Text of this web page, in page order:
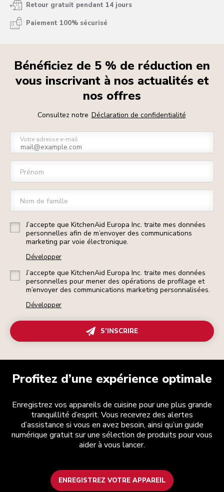
Retour gratuit pendant 14 jours
Paiement 100% sécurisé
Bénéficiez de 5 % de réduction en
vous inscrivant à nos actualités et
nos offres
Consultez notre Déclaration de confidentialité
Votre adresse e-mail
Prénom
Nom de famille
J’accepte que KitchenAid Europa Inc. traite mes données
personnelles afin de m’envoyer des communications
marketing par voie électronique.
Développer
J’accepte que KitchenAid Europa Inc. traite mes données
personnelles pour mener des opérations de profilage et
m’envoyer des communications marketing personnalisées.
Développer
S’INSCRIRE
Profitez d’une expérience optimale
Enregistrez vos appareils de cuisine pour une plus grande
tranquillité d’esprit. Vous recevrez des alertes
d’assistance si vous en avez besoin, ainsi qu’un guide
numérique gratuit sur une sélection de produits pour vous
aider à vous lancer.
ENREGISTREZ VOTRE APPAREIL